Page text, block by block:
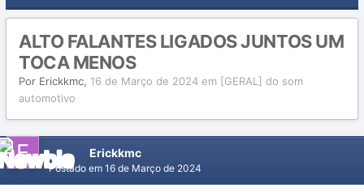
ALTO FALANTES LIGADOS JUNTOS UM
TOCA MENOS
Por Erickkmc, 16 de Março de 2024 em [GERAL] do som
automotivo
Erickkmc
Postado em 16 de Março de 2024